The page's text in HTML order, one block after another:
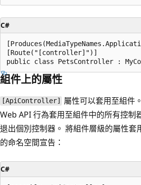
C#
[Route("[controller]")]
組件上的屬性
[ApiController]
屬性可以套用至組件
Web API 行為套用至組件中的所有控制
退出個別控制器。 將組件層級的屬性套
的命名空間宣告：
C#